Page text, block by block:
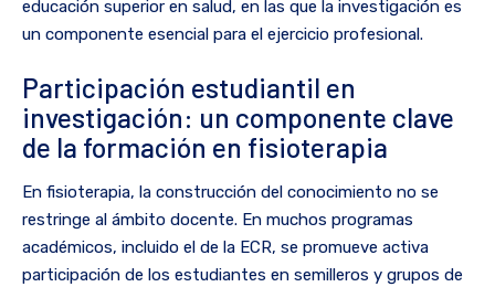
educación superior en salud, en las que la investigación es
un componente esencial para el ejercicio profesional.
Participación estudiantil en
investigación: un componente clave
de la formación en fisioterapia
En fisioterapia, la construcción del conocimiento no se
restringe al ámbito docente. En muchos programas
académicos, incluido el de la ECR, se promueve activa
participación de los estudiantes en semilleros y grupos de